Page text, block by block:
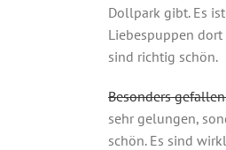
Dollpark gibt. Es
Liebespuppen
sind richtig schön.
Besonders
sehr gelungen,
schön. Es sind